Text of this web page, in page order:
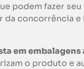
podem fazer
da concorrência e
em
o produto e